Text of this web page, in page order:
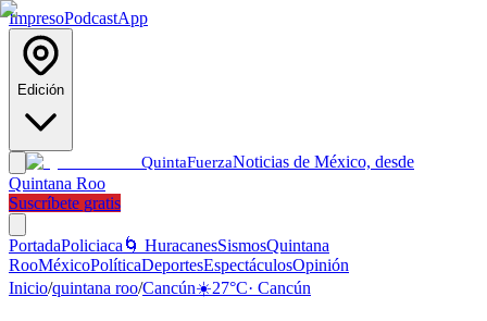
ImpresoPodcastApp
Edición
QuintaFuerzaNoticias de México, desde
Quintana Roo
Suscríbete gratis
PortadaPoliciaca 🌀 HuracanesSismosQuintana
RooMéxicoPolíticaDeportesEspectáculosOpinión
Inicio/quintana roo/Cancún☀️27°C· Cancún